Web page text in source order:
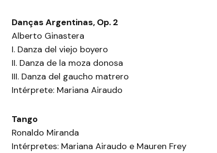
Danças Argentinas, Op. 2
Alberto Ginastera
I. Danza del viejo boyero
II. Danza de la moza donosa
III. Danza del gaucho matrero
Intérprete: Mariana Airaudo
Tango
Ronaldo Miranda
Intérpretes: Mariana Airaudo e Mauren Frey